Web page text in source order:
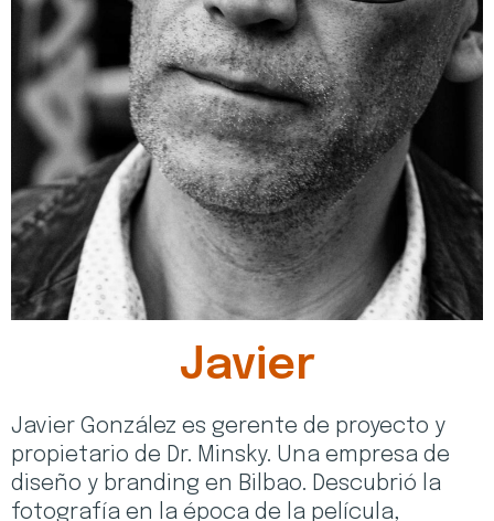
Javier
Javier González es gerente de proyecto y
propietario de Dr. Minsky. Una empresa de
diseño y branding en Bilbao. Descubrió la
fotografía en la época de la película,